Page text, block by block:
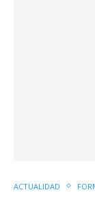
ACTUALIDAD